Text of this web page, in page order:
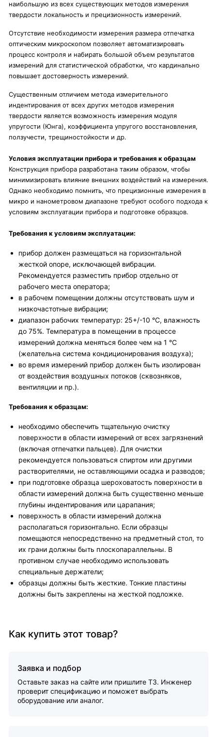
наибольшую из всех существующих методов измерения
твердости локальность и прецизионность измерений.
Отсутствие необходимости измерения размера отпечатка
оптическим микроскопом позволяет автоматизировать
процесс контроля и набирать большой объем результатов
измерений для статистической обработки, что кардинально
повышает достоверность измерений.
Существенным отличием метода измерительного
индентирования от всех других методов измерения
твердости является возможность измерения модуля
упругости (Юнга), коэффициента упругого восстановления,
ползучести, трещиностойкости и др.
Условия эксплуатации прибора и требования к образцам
Конструкция прибора разработана таким образом, чтобы
минимизировать влияние внешних воздействий на измерения.
Однако необходимо помнить, что прецизионные измерения в
микро и нанометровом диапазоне требуют особого подхода к
условиям эксплуатации прибора и подготовке образцов.
Требования к условиям эксплуатации:
прибор должен размещаться на горизонтальной
жесткой опоре, исключающей вибрации.
Рекомендуется разместить прибор отдельно от
рабочего места оператора;
в рабочем помещении должны отсутствовать шум и
низкочастотные вибрации;
диапазон рабочих температур: 25+/-10 °C, влажность
до 75%. Температура в помещении в процессе
измерений должна меняться более чем на 1 °С
(желательна система кондиционирования воздуха);
во время измерений прибор должен быть изолирован
от воздействия воздушных потоков (сквозняков,
вентиляции и пр.).
Требования к образцам:
необходимо обеспечить тщательную очистку
поверхности в области измерений от всех загрязнений
(включая отпечатки пальцев). Для очистки
рекомендуется пользоваться спиртом или другими
растворителями, не оставляющими осадка и разводов;
при подготовке образца шероховатость поверхности в
области измерений должна быть существенно меньше
глубины индентирования или царапания;
поверхность в области измерений должна
располагаться горизонтально. Если образцы
помещаются непосредственно на предметный стол, то
их грани должны быть плоскопараллельны. В
противном случае необходимо использовать
специальные держатели;
образцы должны быть жесткие. Тонкие пластины
должны быть закреплены на жесткой подложке.
Как купить этот товар?
Заявка и подбор
Оставьте заказ на сайте или пришлите ТЗ. Инженер
проверит спецификацию и поможет выбрать
оборудование или аналог.